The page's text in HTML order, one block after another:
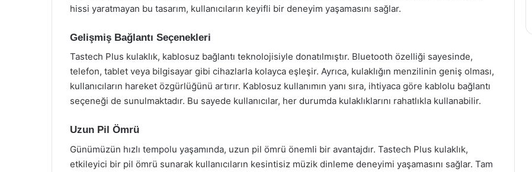
hissi yaratmayan bu tasarım, kullanıcıların keyifli bir deneyim yaşamasını sağlar.
Gelişmiş Bağlantı Seçenekleri
Tastech Plus kulaklık, kablosuz bağlantı teknolojisiyle donatılmıştır. Bluetooth özelliği sayesinde,
telefon, tablet veya bilgisayar gibi cihazlarla kolayca eşleşir. Ayrıca, kulaklığın menzilinin geniş olması,
kullanıcıların hareket özgürlüğünü artırır. Kablosuz kullanımın yanı sıra, ihtiyaca göre kablolu bağlantı
seçeneği de sunulmaktadır. Bu sayede kullanıcılar, her durumda kulaklıklarını rahatlıkla kullanabilir.
Uzun Pil Ömrü
Günümüzün hızlı tempolu yaşamında, uzun pil ömrü önemli bir avantajdır. Tastech Plus kulaklık,
etkileyici bir pil ömrü sunarak kullanıcıların kesintisiz müzik dinleme deneyimi yaşamasını sağlar. Tam